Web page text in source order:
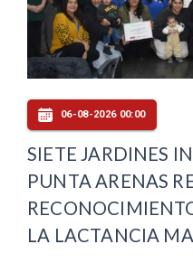
06-08-2026 00:00
SIETE JARDINES
PUNTA ARENAS
LA LACTANCIA